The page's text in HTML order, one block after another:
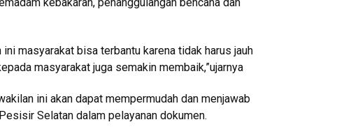
masyarakat bisa terbantu karena tidak harus jauh
masyarakat juga semakin membaik,”ujarnya
ini akan dapat mempermudah dan menjawab
Selatan dalam pelayanan dokumen.